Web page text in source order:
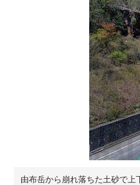
由布岳から崩れ落ちた土砂で